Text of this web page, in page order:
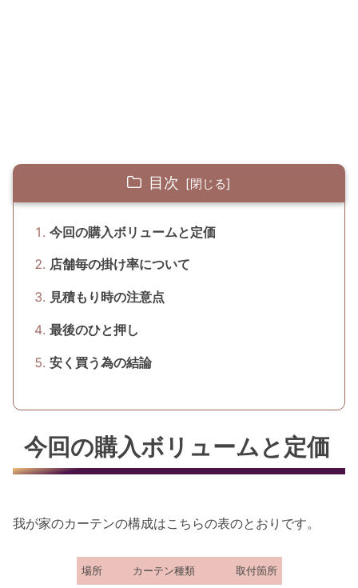
目次
今回の購入ボリュームと定価
店舗毎の掛け率について
見積もり時の注意点
最後のひと押し
安く買う為の結論
今回の購入ボリュームと定価
我が家のカーテンの構成はこちらの表のとおりです。
場所 カーテン種類 取付箇所